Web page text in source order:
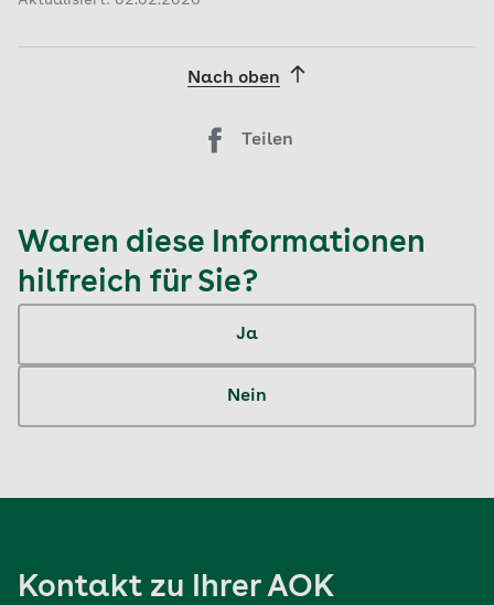
Nach oben
Teilen
Waren diese Informationen
hilfreich für Sie?
Ja
Nein
Kontakt zu Ihrer AOK